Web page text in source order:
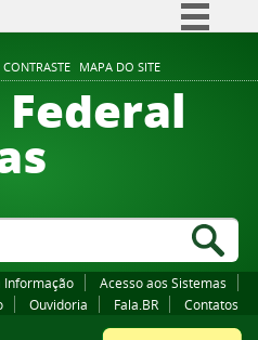
MAPA DO SITE
Comunica BR
Participe
Canais
Informação
Acesso aos Sistemas
Ouvidoria Fala.BR Contatos